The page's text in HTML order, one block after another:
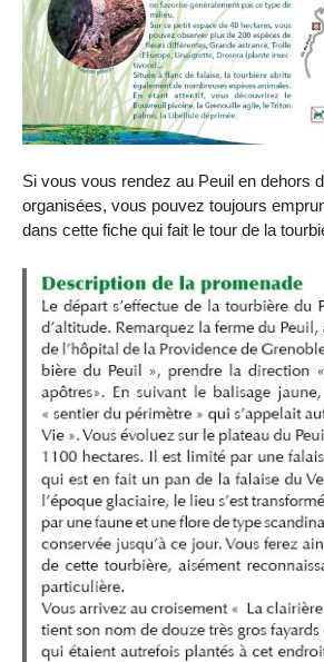
Si vous vous rendez au Peuil en dehors
organisées, vous pouvez toujours
dans cette fiche qui fait le tour de la